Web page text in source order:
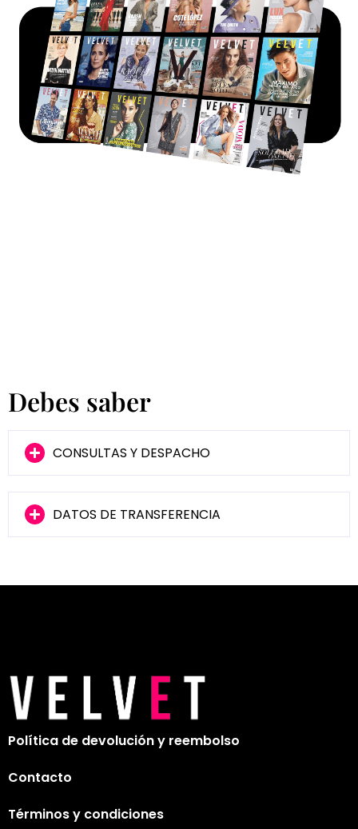
Debes saber
CONSULTAS Y DESPACHO
DATOS DE TRANSFERENCIA
Política de devolución y reembolso
Contacto
Términos y condiciones